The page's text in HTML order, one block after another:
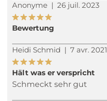
Anonyme | 26 juil. 2023
Bewertung
Heidi Schmid | 7 avr. 2021
Hält was er verspricht
Schmeckt sehr gut